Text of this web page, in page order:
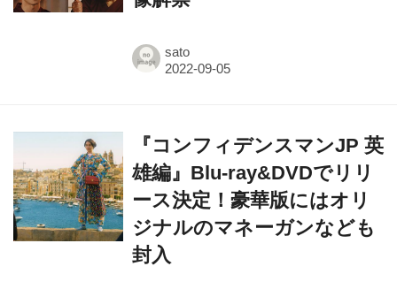
sato
『コンフィデンスマンJP 英
雄編』Blu-ray&DVDでリリ
ース決定！豪華版にはオリ
ジナルのマネーガンなども
封入